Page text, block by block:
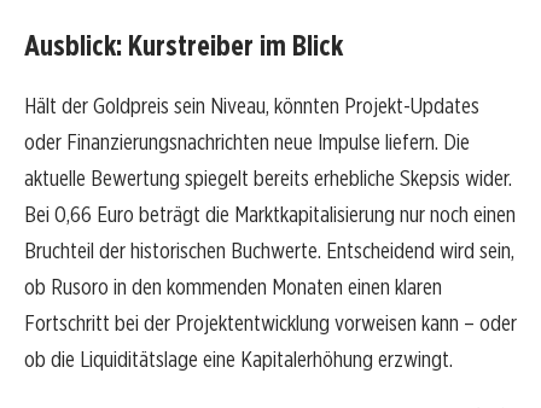
Ausblick: Kurstreiber im Blick
Hält der Goldpreis sein Niveau, könnten Projekt-Updates
oder Finanzierungsnachrichten neue Impulse liefern. Die
aktuelle Bewertung spiegelt bereits erhebliche Skepsis wider.
Bei 0,66 Euro beträgt die Marktkapitalisierung nur noch einen
Bruchteil der historischen Buchwerte. Entscheidend wird sein,
ob Rusoro in den kommenden Monaten einen klaren
Fortschritt bei der Projektentwicklung vorweisen kann – oder
ob die Liquiditätslage eine Kapitalerhöhung erzwingt.